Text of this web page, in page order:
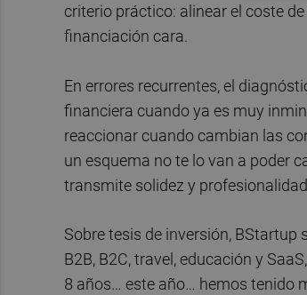
criterio práctico: alinear el coste
financiación cara.
En errores recurrentes, el
financiera cuando ya es muy
reaccionar cuando cambian las
un esquema no te lo van a poder
transmite solidez y
Sobre tesis de inversión,
B2B, B2C, travel, educación y
8 años… este año… hemos tenido